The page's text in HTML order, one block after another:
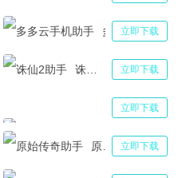
搭配攻略详解，铸仙之境最强角色排名顺
空的猫自动任务助手攻略 另一个伊甸超
容怎么搭配？镇魂街天生为王角色强度排
立即下载
多多云手机助手
立即下载
立即下载
三国志战略
立即下载